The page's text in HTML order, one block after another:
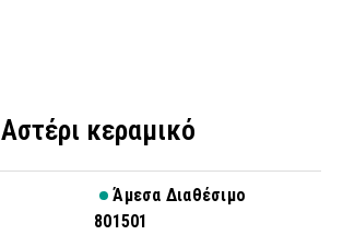
Αστέρι κεραμικό
Άμεσα Διαθέσιμο
801501